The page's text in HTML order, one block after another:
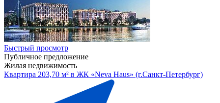
Быстрый просмотр
Публичное предложение
Жилая недвижимость
Квартира 203,70 м² в ЖК «Neva Haus» (г.Санкт-Петербург)